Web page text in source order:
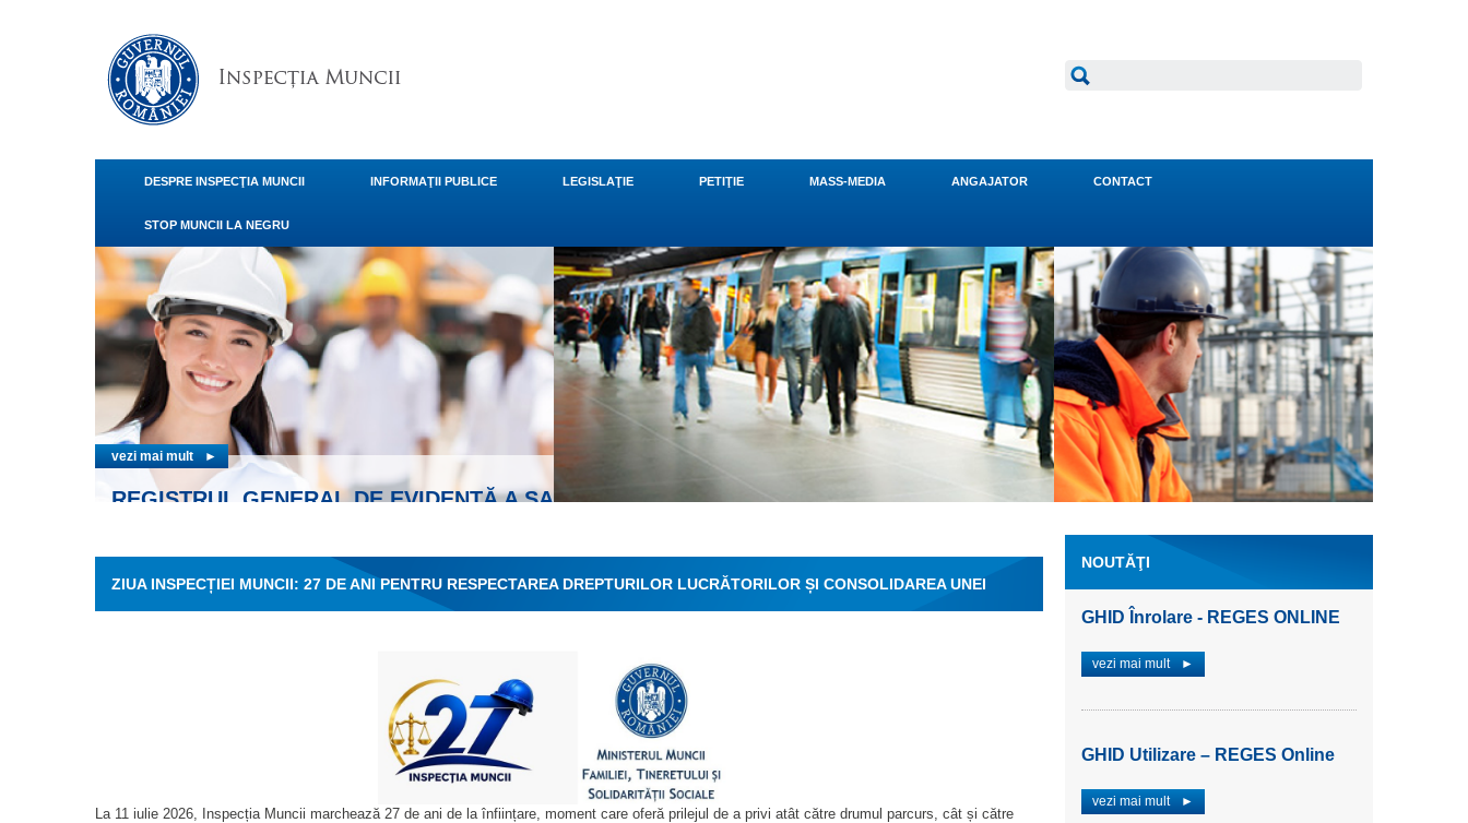
DESPRE INSPECŢIA MUNCII INFORMAŢII PUBLICE LEGISLAŢIE PETIŢIE MASS-MEDIA ANGAJATOR CONTACT
STOP MUNCII LA NEGRU
REGISTRUL GENERAL DE EVIDENŢĂ A SALARIAŢILOR
RELAŢII DE MUNCĂ
►
ZIUA INSPECȚIEI MUNCII: 27 DE ANI PENTRU RESPECTAREA DREPTURILOR LUCRĂTORILOR ȘI CONSOLIDAREA UNEI
La 11 iulie 2026, Inspecția Muncii marchează 27 de ani de la înființare, moment care oferă prilejul de a privi atât către drumul parcurs, cât și către
NOUTĂŢI
GHID Înrolare - REGES ONLINE
vezi mai mult ►
GHID Utilizare – REGES Online
vezi mai mult ►